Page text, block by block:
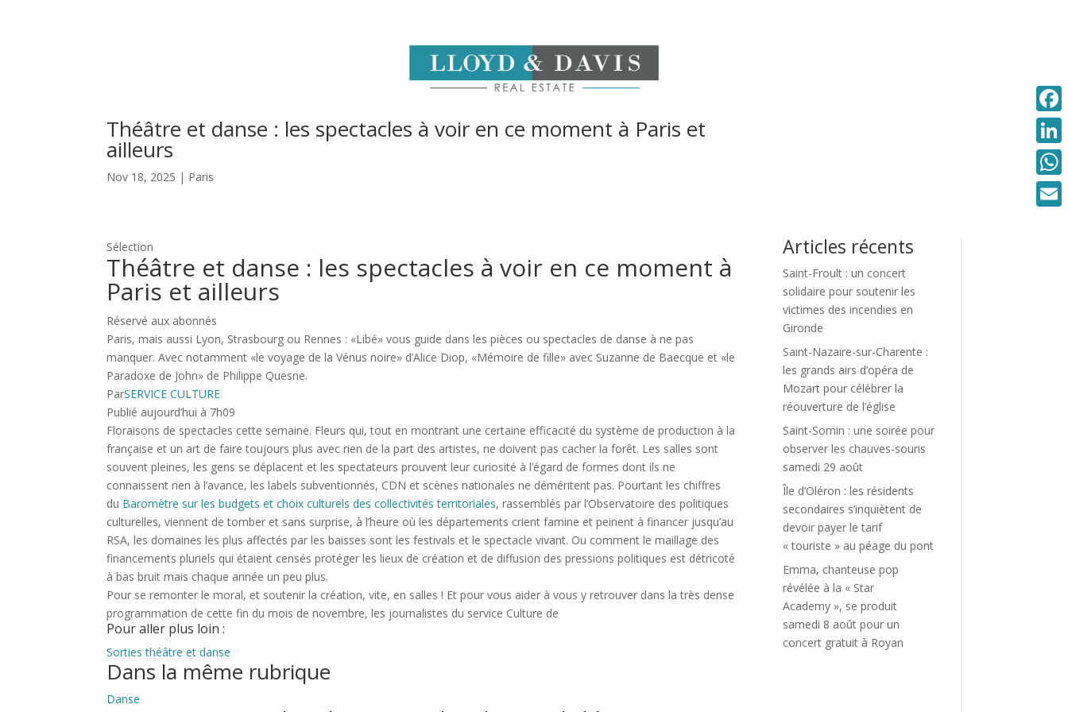
Théâtre et danse : les spectacles à voir en ce moment à Paris et
ailleurs
Nov 18, 2025 | Paris
Sélection
Théâtre et danse : les spectacles à voir en ce moment à
Paris et ailleurs
Réservé aux abonnés
Paris, mais aussi Lyon, Strasbourg ou Rennes : «Libé» vous guide dans les pièces ou spectacles de danse à ne pas
manquer. Avec notamment «le voyage de la Vénus noire» d’Alice Diop, «Mémoire de fille» avec Suzanne de Baecque et «le
Paradoxe de John» de Philippe Quesne.
ParSERVICE CULTURE
Publié aujourd’hui à 7h09
Floraisons de spectacles cette semaine. Fleurs qui, tout en montrant une certaine efficacité du système de production à la
française et un art de faire toujours plus avec rien de la part des artistes, ne doivent pas cacher la forêt. Les salles sont
souvent pleines, les gens se déplacent et les spectateurs prouvent leur curiosité à l’égard de formes dont ils ne
connaissent rien à l’avance, les labels subventionnés, CDN et scènes nationales ne déméritent pas. Pourtant les chiffres
du Baromètre sur les budgets et choix culturels des collectivités territoriales, rassemblés par l’Observatoire des politiques
culturelles, viennent de tomber et sans surprise, à l’heure où les départements crient famine et peinent à financer jusqu’au
RSA, les domaines les plus affectés par les baisses sont les festivals et le spectacle vivant. Ou comment le maillage des
financements pluriels qui étaient censés protéger les lieux de création et de diffusion des pressions politiques est détricoté
à bas bruit mais chaque année un peu plus.
Pour se remonter le moral, et soutenir la création, vite, en salles ! Et pour vous aider à vous y retrouver dans la très dense
programmation de cette fin du mois de novembre, les journalistes du service Culture de
Pour aller plus loin :
Sorties théâtre et danse
Dans la même rubrique
Danse
Articles récents
Saint-Froult : un concert
solidaire pour soutenir les
victimes des incendies en
Gironde
Saint-Nazaire-sur-Charente :
les grands airs d’opéra de
Mozart pour célébrer la
réouverture de l’église
Saint-Sornin : une soirée pour
observer les chauves-souris
samedi 29 août
Île d’Oléron : les résidents
secondaires s’inquiètent de
devoir payer le tarif
« touriste » au péage du pont
Emma, chanteuse pop
révélée à la « Star
Academy », se produit
samedi 8 août pour un
concert gratuit à Royan